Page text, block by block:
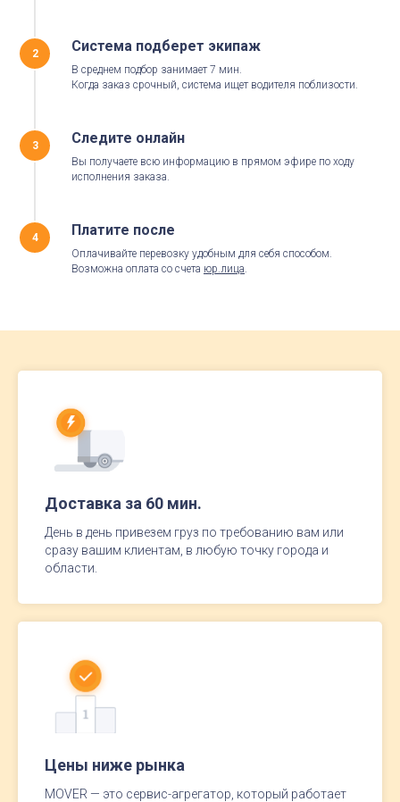
2 Система подберет экипаж
В среднем подбор занимает 7 мин.
Когда заказ срочный, система ищет водителя поблизости.
3 Следите онлайн
Вы получаете всю информацию в прямом эфире по ходу
исполнения заказа.
4 Платите после
Оплачивайте перевозку удобным для себя способом.
Возможна оплата со счета юр.лица.
Доставка за 60 мин.
День в день привезем груз по требованию вам или
сразу вашим клиентам, в любую точку города и
области.
Цены ниже рынка
MOVER — это сервис-агрегатор, который работает